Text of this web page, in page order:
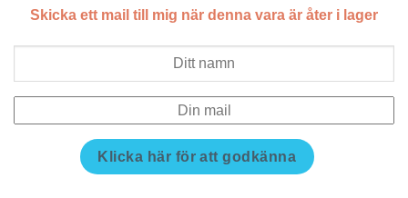
Skicka ett mail till mig när denna vara är åter i lager
Klicka här för att godkänna